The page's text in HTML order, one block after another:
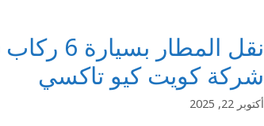
نقل
شركة كويت كيو تاكسي
أكتوبر 22, 2025